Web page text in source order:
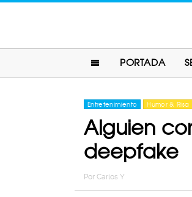
PORTADA
Entretenimiento Humor & Risa
Alguien
deepfake
Por Carlos Y